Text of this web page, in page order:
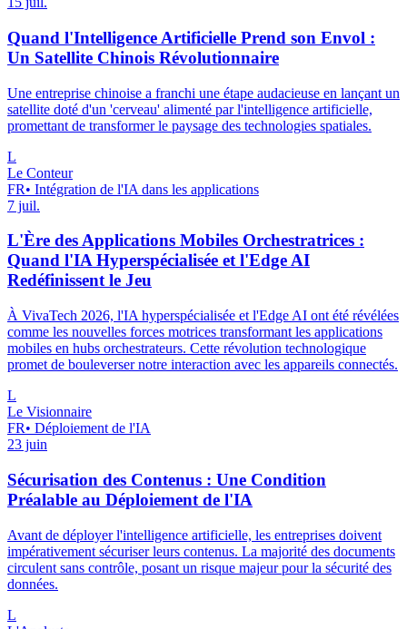
Quand l'Intelligence Artificielle Prend son Envol :
Un Satellite Chinois Révolutionnaire
Une entreprise chinoise a franchi une étape audacieuse en lançant un
satellite doté d'un 'cerveau' alimenté par l'intelligence artificielle,
promettant de transformer le paysage des technologies spatiales.
L
Le Conteur
FR• Intégration de l'IA dans les applications
7 juil.
L'Ère des Applications Mobiles Orchestratrices :
Quand l'IA Hyperspécialisée et l'Edge AI
Redéfinissent le Jeu
À VivaTech 2026, l'IA hyperspécialisée et l'Edge AI ont été révélées
comme les nouvelles forces motrices transformant les applications
mobiles en hubs orchestrateurs. Cette révolution technologique
promet de bouleverser notre interaction avec les appareils connectés.
L
Le Visionnaire
FR• Déploiement de l'IA
23 juin
Sécurisation des Contenus : Une Condition
Préalable au Déploiement de l'IA
Avant de déployer l'intelligence artificielle, les entreprises doivent
impérativement sécuriser leurs contenus. La majorité des documents
circulent sans contrôle, posant un risque majeur pour la sécurité des
données.
L